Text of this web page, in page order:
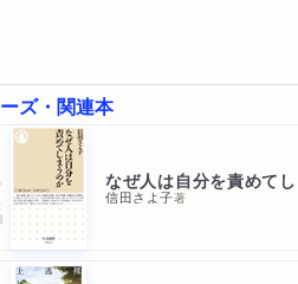
ズ・関連本
書 なぜ人は自分を責めて
信田さよ子著